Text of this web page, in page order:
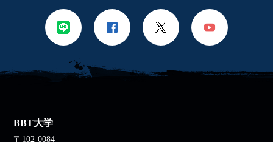
BBT大学
〒102-0084